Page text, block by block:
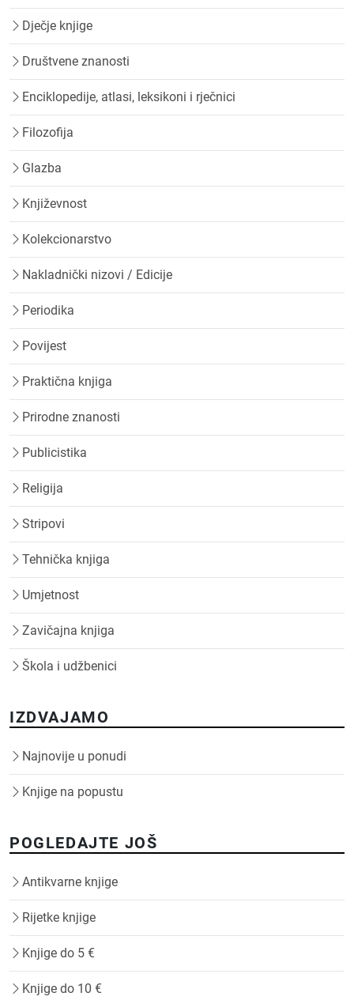
Dječje knjige
Društvene znanosti
Enciklopedije, atlasi, leksikoni i rječnici
Filozofija
Glazba
Književnost
Kolekcionarstvo
Nakladnički nizovi / Edicije
Periodika
Povijest
Praktična knjiga
Prirodne znanosti
Publicistika
Religija
Stripovi
Tehnička knjiga
Umjetnost
Zavičajna knjiga
Škola i udžbenici
IZDVAJAMO
Najnovije u ponudi
Knjige na popustu
POGLEDAJTE JOŠ
Antikvarne knjige
Rijetke knjige
Knjige do 5 €
Knjige do 10 €